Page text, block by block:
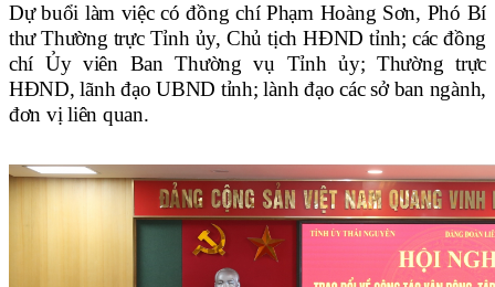
Dự buổi làm việc có đồng chí Phạm Hoàng Sơn, Phó Bí
thư Thường trực Tỉnh ủy, Chủ tịch HĐND tỉnh; các đồng
chí Ủy viên Ban Thường vụ Tỉnh ủy; Thường trực
HĐND, lãnh đạo UBND tỉnh; lành đạo các sở ban ngành,
đơn vị liên quan.